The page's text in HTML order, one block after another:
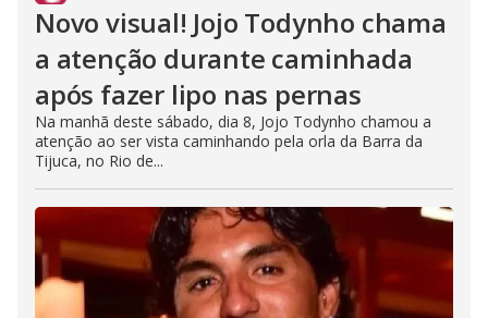
Novo visual! Jojo Todynho chama
a atenção durante caminhada
após fazer lipo nas pernas
Na manhã deste sábado, dia 8, Jojo Todynho chamou a
atenção ao ser vista caminhando pela orla da Barra da
Tijuca, no Rio de...